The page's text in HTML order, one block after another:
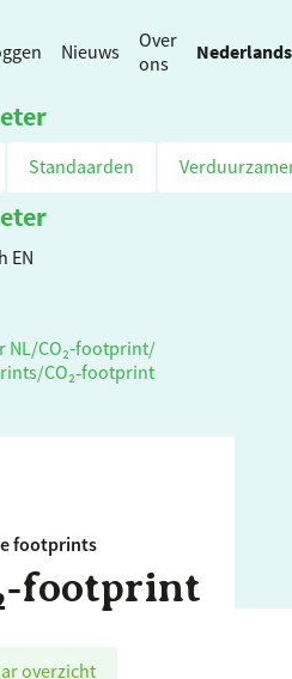
Nieuws
Over
ons
Nederlands
Standaarden
EN
/CO₂‑footprint/
/CO₂‑footprint
footprints
overzicht